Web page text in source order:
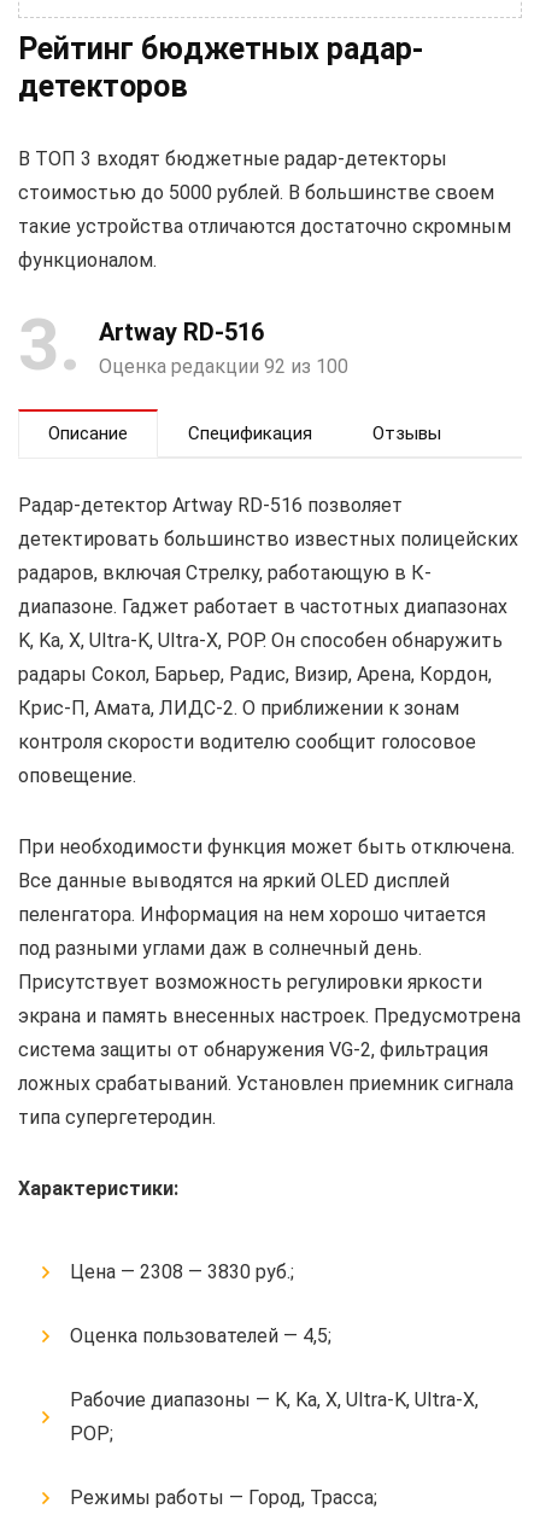
Рейтинг бюджетных радар-
детекторов
В ТОП 3 входят бюджетные радар-детекторы
стоимостью до 5000 рублей. В большинстве своем
такие устройства отличаются достаточно скромным
функционалом.
3 Artway RD-516
Оценка редакции 92 из 100
Описание Спецификация Отзывы
Радар-детектор Artway RD-516 позволяет
детектировать большинство известных полицейских
радаров, включая Стрелку, работающую в К-
диапазоне. Гаджет работает в частотных диапазонах
K, Ka, X, Ultra-K, Ultra-X, POP. Он способен обнаружить
радары Сокол, Барьер, Радис, Визир, Арена, Кордон,
Крис-П, Амата, ЛИДС-2. О приближении к зонам
контроля скорости водителю сообщит голосовое
оповещение.
При необходимости функция может быть отключена.
Все данные выводятся на яркий OLED дисплей
пеленгатора. Информация на нем хорошо читается
под разными углами даж в солнечный день.
Присутствует возможность регулировки яркости
экрана и память внесенных настроек. Предусмотрена
система защиты от обнаружения VG-2, фильтрация
ложных срабатываний. Установлен приемник сигнала
типа супергетеродин.
Характеристики:
Цена — 2308 — 3830 руб.;
Оценка пользователей — 4,5;
Рабочие диапазоны — K, Ka, X, Ultra-K, Ultra-X,
POP;
Режимы работы — Город, Трасса;